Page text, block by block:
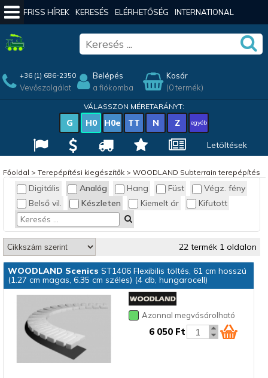
FRISS HÍREK KERESÉS ELÉRHETŐSÉG INTERNATIONAL
+36 (1) 686-2350
Vevőszolgálat
Belépés
a fiókomba
Kosár
(0 termék)
VÁLASSZON MÉRETARÁNYT:
G H0 H0e TT N Z egyéb
Letöltések
Főoldal > Terepépítési kiegészítők> WOODLAND Subterrain terepépítés
Digitális Analóg Hang Füst
Végz. fény
Belső vil.
Készleten Kiemelt ár Kifutott
22 termék 1 oldalon
WOODLAND Scenics ST1406 Flexibilis töltés, 61 cm hosszú
(1.27 cm magas, 6.35 cm széles) (4 db, hungarocell)
Azonnal megvásárolható
6 050 Ft